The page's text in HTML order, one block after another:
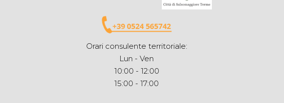
Orari consulente territoriale:
Lun - Ven
10:00 - 12:00
15:00 - 17:00